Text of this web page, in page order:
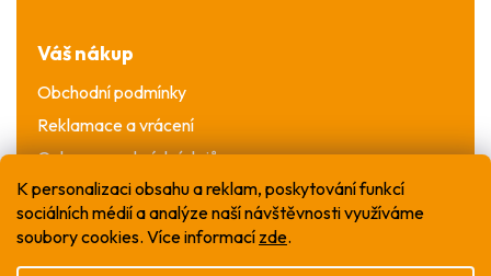
K personalizaci obsahu a reklam, poskytování funkcí
sociálních médií a analýze naší návštěvnosti využíváme
soubory cookies. Více informací zde.
Váš nákup
Obchodní podmínky
Reklamace a vrácení
Ochrana osobních údajů